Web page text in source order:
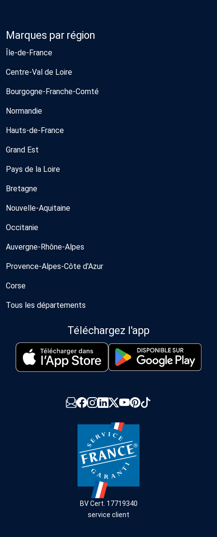
Marques par région
Île-de-France
Centre-Val de Loire
Bourgogne-Franche-Comté
Normandie
Hauts-de-France
Grand Est
Pays de la Loire
Bretagne
Nouvelle-Aquitaine
Occitanie
Auvergne-Rhône-Alpes
Provence-Alpes-Côte d'Azur
Corse
Tous les départements
Téléchargez l'app
BV Cert. 17719340
service client